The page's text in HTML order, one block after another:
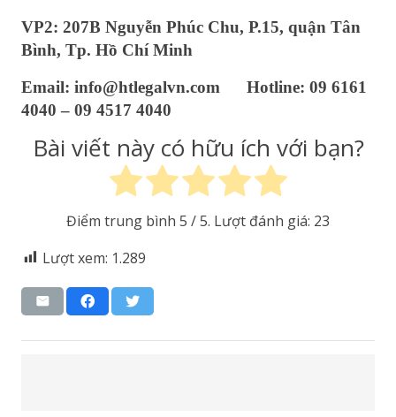
VP2: 207B Nguyễn Phúc Chu, P.15, quận Tân
Bình, Tp. Hồ Chí Minh
Email: info@htlegalvn.com Hotline: 09 6161
4040 – 09 4517 4040
Bài viết này có hữu ích với bạn?
Điểm trung bình 5 / 5. Lượt đánh giá: 23
Lượt xem: 1.289